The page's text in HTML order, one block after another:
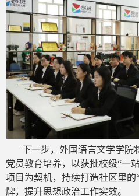
下一步，外国语言文学学院
党员教育培养，以获批校级“一
项目为契机，持续打造社区里的
牌，提升思想政治工作实效。